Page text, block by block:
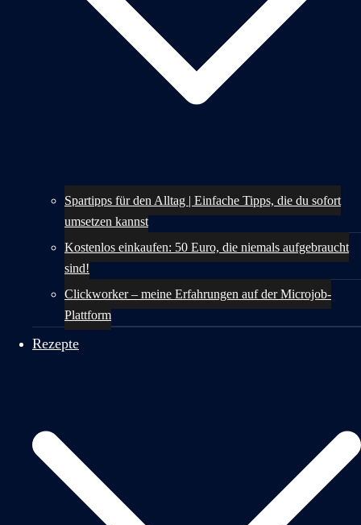
Spartipps für den Alltag | Einfache Tipps, die du sofort
umsetzen kannst
Kostenlos einkaufen: 50 Euro, die niemals aufgebraucht
sind!
Clickworker – meine Erfahrungen auf der Microjob-
Plattform
Rezepte